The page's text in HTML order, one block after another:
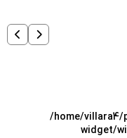
/home/villara4/
widget/